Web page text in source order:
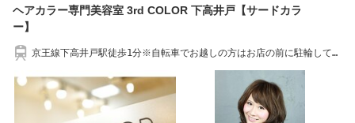
ヘアカラー専門美容室 3rd COLOR 下高井戸【サードカラ
ー】
京王線下高井戸駅徒歩1分※自転車でお越しの方はお店の前に駐輪してく